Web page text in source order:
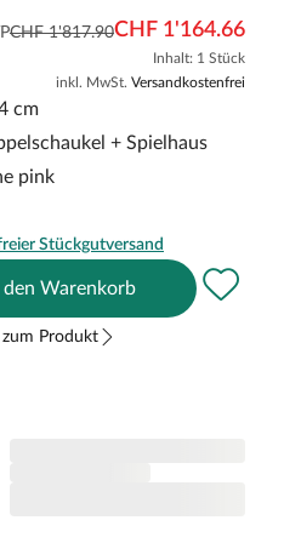
CHF 1'817.90CHF 1'164.66
Inhalt: 1 Stück
inkl. MwSt. Versandkostenfrei
cm
+ Spielhaus
pink
Stückgutversand
den Warenkorb
zum Produkt